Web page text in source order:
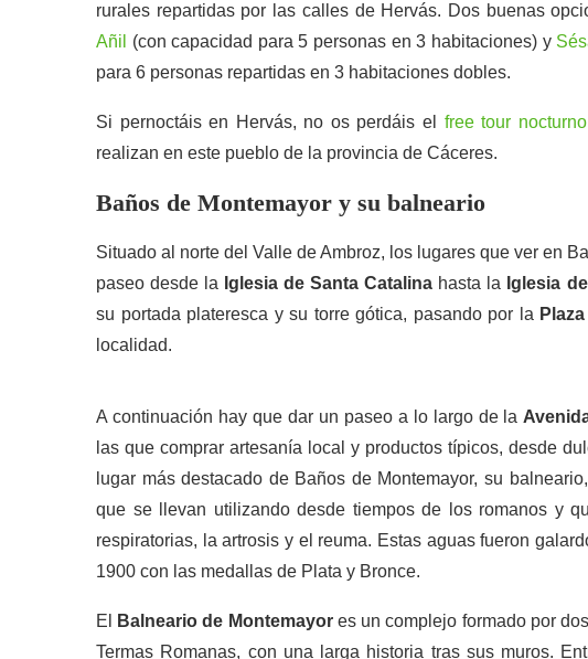
rurales repartidas por las calles de Hervás. Dos buenas
Añil
(con capacidad para 5 personas en 3 habitaciones) y
para 6 personas repartidas en 3 habitaciones dobles.
Si pernoctáis en Hervás, no os perdáis el free tour
realizan en este pueblo de la provincia de Cáceres.
Baños de Montemayor y su balneario
Situado al norte del Valle de Ambroz, los lugares que ver en
paseo desde la Iglesia de Santa Catalina hasta la Iglesia
su portada plateresca y su torre gótica, pasando por la
localidad.
A continuación hay que dar un paseo a lo largo de la
las que comprar artesanía local y productos típicos, desde
lugar más destacado de Baños de Montemayor, su
que se llevan utilizando desde tiempos de los romanos y
respiratorias, la artrosis y el reuma. Estas aguas fueron
1900 con las medallas de Plata y Bronce.
El Balneario de Montemayores un complejo formado por
Termas Romanas, con una larga historia tras sus muros.